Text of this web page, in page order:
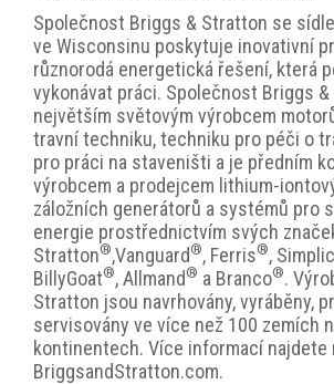
Společnost Briggs & Stratton se
ve Wisconsinu poskytuje inovativní
různorodá energetická řešení, která
vykonávat práci. Společnost Briggs
největším světovým výrobcem
travní techniku, techniku pro péči o
pro práci na staveništi a je předním
výrobcem a prodejcem lithium-
záložních generátorů a systémů pro
energie prostřednictvím svých
Stratton®,Vanguard®, Ferris®,
BillyGoat®, Allmand® a Branco®.
Stratton jsou navrhovány, vyráběny,
servisovány ve více než 100 zemích
kontinentech. Více informací najdete
BriggsandStratton.com.